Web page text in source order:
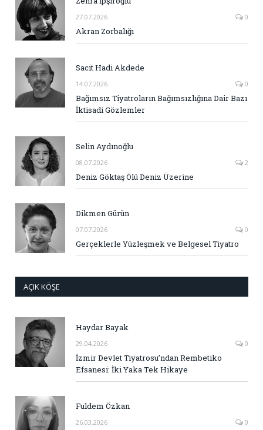
27.07.2026 0
Akran Zorbalığı
Sacit Hadi Akdede
14.07.2026 0
Bağımsız Tiyatroların Bağımsızlığına Dair Bazı
İktisadi Gözlemler
Selin Aydınoğlu
08.07.2026 2
Deniz Göktaş Ölü Deniz Üzerine
Dikmen Gürün
07.07.2026 0
Gerçeklerle Yüzleşmek ve Belgesel Tiyatro
AÇIK KÖŞE
Haydar Bayak
29.04.2026 0
İzmir Devlet Tiyatrosu’ndan Rembetiko
Efsanesi: İki Yaka Tek Hikaye
Fuldem Özkan
26.03.2026 0